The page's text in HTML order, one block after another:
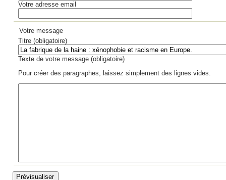
Votre adresse email
Votre message
Titre (obligatoire)
Texte de votre message (obligatoire)
Pour créer des paragraphes, laissez simplement des lignes vides.